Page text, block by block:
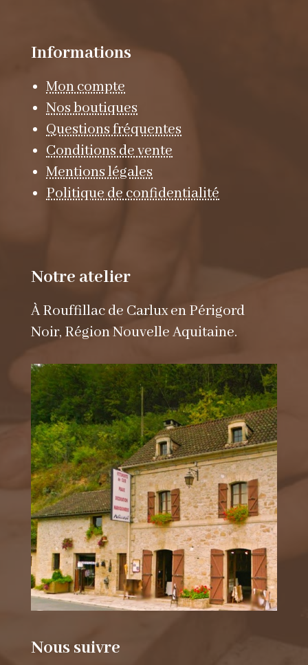
Informations
Mon compte
Nos boutiques
Questions fréquentes
Conditions de vente
Mentions légales
Politique de confidentialité
Notre atelier
À Rouffillac de Carlux en Périgord
Noir, Région Nouvelle Aquitaine.
Nous suivre